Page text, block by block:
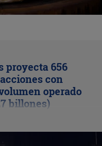
proyecta 656
con
operado
billones)